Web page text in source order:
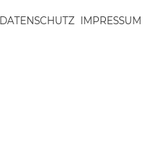
DATENSCHUTZ IMPRESSUM